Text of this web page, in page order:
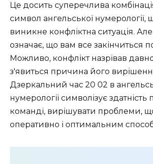
Це досить суперечлива
символ ангельської нумерології,
виникне конфліктна ситуація.
означає, що вам все закінчиться
Можливо, конфлікт назрівав давно
з'явиться причина його
Дзеркальний час 20 02 в
нумерології символізує
команді, вирішувати проблеми,
оперативно і оптимальним